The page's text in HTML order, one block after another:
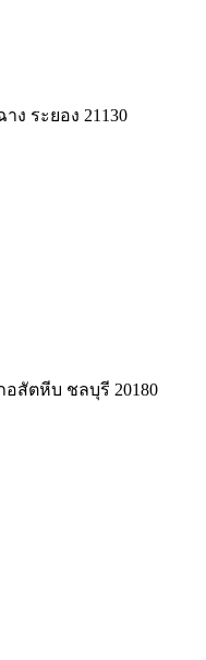
ง ระยอง 21130
อสัตหีบ ชลบุรี 20180